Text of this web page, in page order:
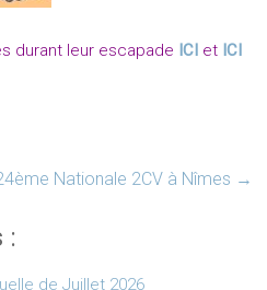
durant leur escapade ICI et ICI
Nationale 2CV à Nîmes →
:
de Juillet 2026